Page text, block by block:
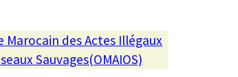
Marocain des Actes Illégaux
Sauvages(OMAIOS)